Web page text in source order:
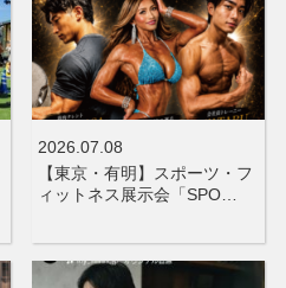
2026.07.08
【東京・有明】スポーツ・フ
ィットネス展示会「SPO…